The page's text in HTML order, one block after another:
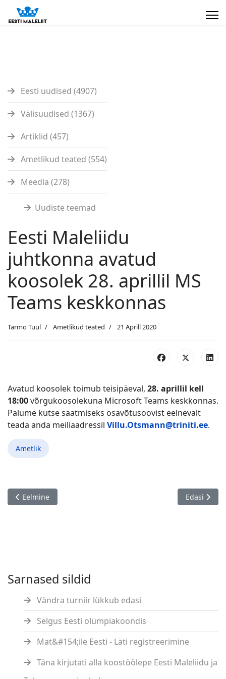
Eesti uudised (4907)
Välisuudised (1367)
Artiklid (457)
Ametlikud teated (554)
Meedia (278)
Uudiste teemad
Eesti Maleliidu
juhtkonna avatud
koosolek 28. aprillil MS
Teams keskkonnas
Tarmo Tuul Ametlikud teated 21 Aprill 2020
Avatud koosolek toimub teisipäeval, 28. aprillil kell
18:00võrgukoosolekuna Microsoft Teams keskkonnas.
Palume kutse saatmiseks osavõtusoovist eelnevalt
teada anda meiliaadressil Villu.Otsmann@triniti.ee.
Ametlik
Eelmine artikkel: Lydia Barbot de Marny 90!
Eelmine Järgmine
Edasi
Sarnased sildid
Vändra turniir lükkub edasi
Selgus Eesti olümpiakoondis
Mat&#154;ile Eesti - Läti registreerimine
Täna kirjutati alla koostöölepe Eesti Maleliidu ja